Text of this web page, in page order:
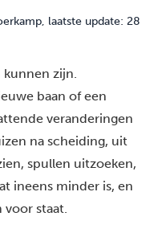
, laatste update: 28
kunnen zijn.
baan of een
veranderingen
na scheiding, uit
spullen uitzoeken,
ineens minder is, en
voor staat.